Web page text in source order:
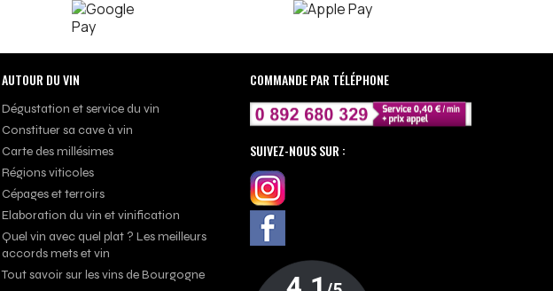
AUTOUR DU VIN
Dégustation et service du vin
Constituer sa cave à vin
Carte des millésimes
Régions viticoles
Cépages et terroirs
Elaboration du vin et vinification
Quel vin avec quel plat ? Les meilleurs
accords mets et vin
Tout savoir sur les vins de Bourgogne
COMMANDE PAR TÉLÉPHONE
SUIVEZ-NOUS SUR :